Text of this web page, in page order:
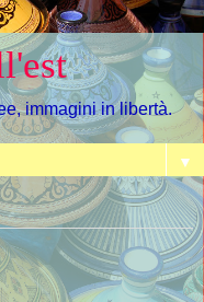
immagini in libertà.
▼